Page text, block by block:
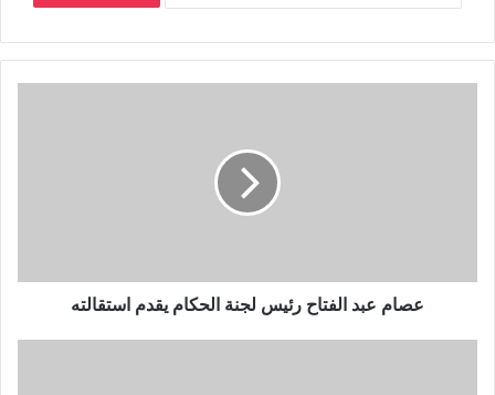
عصام عبد الفتاح رئيس لجنة الحكام يقدم استقالته